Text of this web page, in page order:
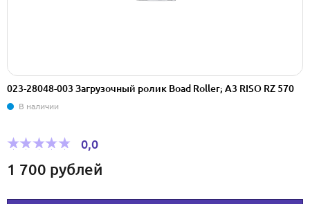
023-28048-003 Загрузочный ролик Boad Roller; A3 RISO RZ 570
В наличии
0,0
1 700 рублей